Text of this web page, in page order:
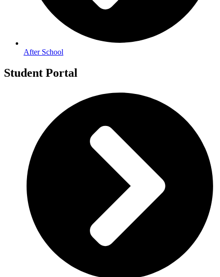
After School
Student Portal